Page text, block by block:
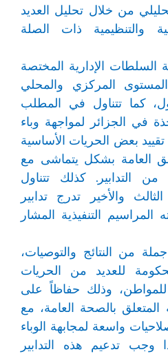
من خلال تحليل العديد
والتنظيمية ذات الصلة
السلطات الإدارية المختصة
المركزي والمحلي
كما تتناول في المطلب
في الجزائر لمواجهة وباء
بعض الحريات الأساسية
العامة بشكل يتماشى مع
التدابير. كذلك تتناول
والأخير تدرج تدابير
التنفيذية المشار
من النتائج والتوصيات،
للعديد من الحريات
للمواطن، وذلك حفاظاً على
المتعلق بالصحة العامة، مع
واسعة لمجابهة الوباء
وجب تدعيم هذه التدابير